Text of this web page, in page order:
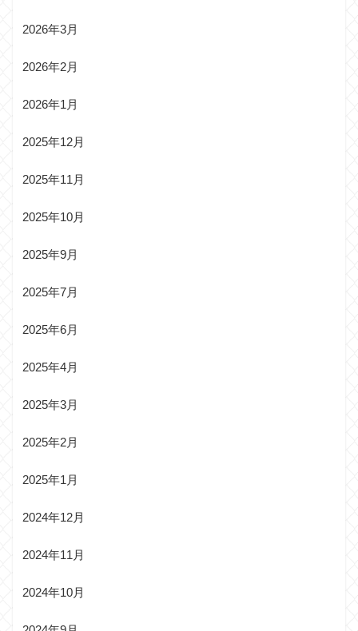
2026年3月
2026年2月
2026年1月
2025年12月
2025年11月
2025年10月
2025年9月
2025年7月
2025年6月
2025年4月
2025年3月
2025年2月
2025年1月
2024年12月
2024年11月
2024年10月